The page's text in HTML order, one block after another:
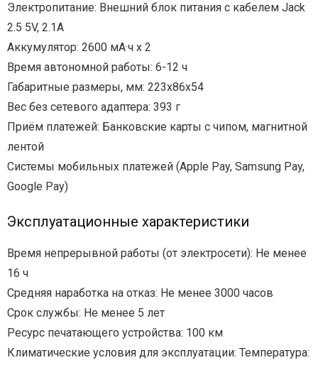
Электропитание: Внешний блок питания с кабелем Jack
2.5 5V, 2.1A
Аккумулятор: 2600 мА·ч х 2
Время автономной работы: 6-12 ч
Габаритные размеры, мм: 223х86х54
Вес без сетевого адаптера: 393 г
Приём платежей: Банковские карты с чипом, магнитной
лентой
Системы мобильных платежей (Apple Pay, Samsung Pay,
Google Pay)
Эксплуатационные характеристики
Время непрерывной работы (от электросети): Не менее
16 ч
Средняя наработка на отказ: Не менее 3000 часов
Срок службы: Не менее 5 лет
Ресурс печатающего устройства: 100 км
Климатические условия для эксплуатации: Температура: